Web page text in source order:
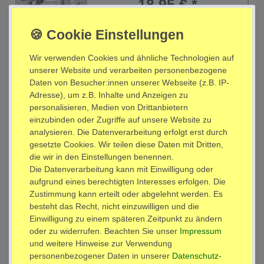
18,95 € *
In den Warenkorb
Top-Artikel
[Paket] 2 x Universal Lautsprecher Halterung -
schwenkbar neigbar drehbar - bis 12 kg - für
Boxen Heimkino Studio - schwarz Modell:
21,95 € *
2 Stück
In den Warenkorb
*inkl. ges. MwSt.zzgl.Versandkosten
Artikelpaket
[Paket] 2 x Universal Lautsprecher Halterung -
schwenkbar neigbar drehbar - bis 12 kg - für
Boxen Heimkino Studio - weiß Modell: BH5WK
21,95 € *
2 Stück
In den Warenkorb
Wir verwenden Cookies und ähnliche Technologien auf
unserer Website und verarbeiten personenbezogene
Daten von Besucher:innen unserer Webseite (z.B. IP-
Adresse), um z.B. Inhalte und Anzeigen zu
personalisieren, Medien von Drittanbietern
einzubinden oder Zugriffe auf unsere Website zu
analysieren. Die Datenverarbeitung erfolgt erst durch
gesetzte Cookies. Wir teilen diese Daten mit Dritten,
die wir in den Einstellungen benennen.
Die Datenverarbeitung kann mit Einwilligung oder
aufgrund eines berechtigten Interesses erfolgen. Die
Zustimmung kann erteilt oder abgelehnt werden. Es
besteht das Recht, nicht einzuwilligen und die
Einwilligung zu einem späteren Zeitpunkt zu ändern
oder zu widerrufen. Beachten Sie unser Impressum
und weitere Hinweise zur Verwendung
personenbezogener Daten in unserer Daten­schutz­